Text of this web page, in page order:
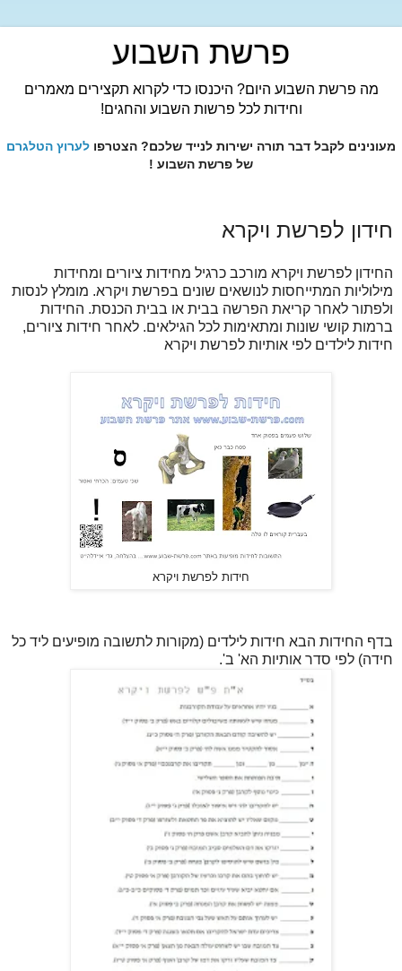
פרשת השבוע
מה פרשת השבוע היום? היכנסו כדי לקרוא תקצירים מאמרים
וחידות לכל פרשות השבוע והחגים!
מעונינים לקבל דבר תורה ישירות לנייד שלכם? הצטרפו לערוץ הטלגרם
של פרשת השבוע !
חידון לפרשת ויקרא
החידון לפרשת ויקרא מורכב כרגיל מחידות ציורים ומחידות
מילוליות המתייחסות לנושאים שונים בפרשת ויקרא. מומלץ לנסות
ולפתור לאחר קריאת הפרשה בבית או בבית הכנסת. החידות
ברמות קושי שונות ומתאימות לכל הגילאים. לאחר חידות ציורים,
חידות לילדים לפי אותיות לפרשת ויקרא
חידות לפרשת ויקרא
בדף החידות הבא חידות לילדים (מקורות לתשובה מופיעים ליד כל
חידה) לפי סדר אותיות הא' ב'.